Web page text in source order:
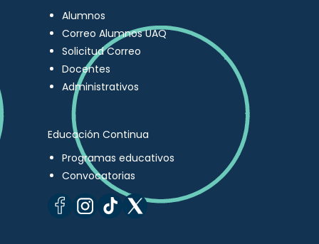
Alumnos
Correo Alumnos UAQ
Solicitud Correo
Docentes
Administrativos
Educación Continua
Programas educativos
Convocatorias